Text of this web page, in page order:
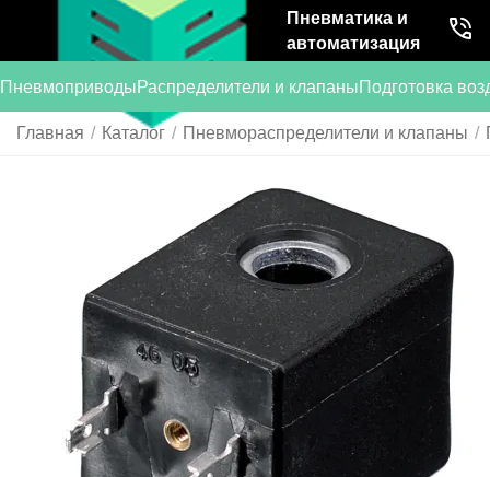
Пневматика и
автоматизация
ПневмоприводыРаспределители и клапаныПодготовка
Главная / Каталог / Пневмораспределители и клапаны /